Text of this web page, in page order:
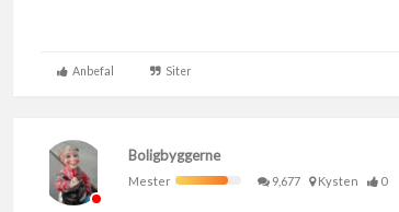
Anbefal Siter
Boligbyggerne
Mester
9,677 Kysten 0